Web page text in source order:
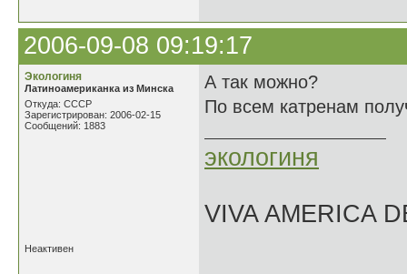
2006-09-08 09:19:17
Экологиня
Латиноамериканка из Минска
Откуда: СССР
Зарегистрирован: 2006-02-15
Сообщений: 1883
А так можно?
По всем катренам
экологиня
VIVA AMERICA
Неактивен